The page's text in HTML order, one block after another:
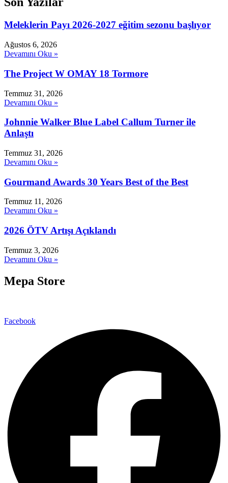
Meleklerin Payı 2026-2027 eğitim sezonu başlıyor
Ağustos 6, 2026
Devamını Oku »
The Project W OMAY 18 Tormore
Temmuz 31, 2026
Devamını Oku »
Johnnie Walker Blue Label Callum Turner ile
Anlaştı
Temmuz 31, 2026
Devamını Oku »
Gourmand Awards 30 Years Best of the Best
Temmuz 11, 2026
Devamını Oku »
2026 ÖTV Artışı Açıklandı
Temmuz 3, 2026
Devamını Oku »
Mepa Store
Facebook